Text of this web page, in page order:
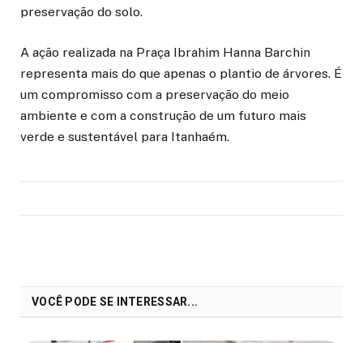
preservação do solo.
A ação realizada na Praça Ibrahim Hanna Barchin
representa mais do que apenas o plantio de árvores. É
um compromisso com a preservação do meio
ambiente e com a construção de um futuro mais
verde e sustentável para Itanhaém.
VOCÊ PODE SE INTERESSAR...